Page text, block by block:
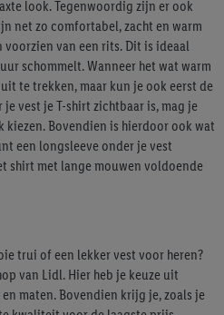
look. Tegenwoordig zijn er ook
net zo comfortabel, zacht en warm
van een rits. Dit is ideaal
schommelt. Wanneer het wat warm
te trekken, maar kun je ook eerst de
vest je T-shirt zichtbaar is, mag je
Bovendien is hierdoor ook wat
een longsleeve onder je vest
shirt met lange mouwen voldoende
trui of een lekker vest voor heren?
van Lidl. Hier heb je keuze uit
maten. Bovendien krijg je, zoals je